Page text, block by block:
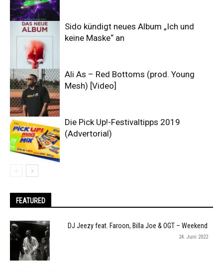
Sido kündigt neues Album „Ich und
keine Maske“ an
Ali As – Red Bottoms (prod. Young
Mesh) [Video]
Die Pick Up!-Festivaltipps 2019
(Advertorial)
FEATURED
DJ Jeezy feat. Faroon, Billa Joe & OGT – Weekend
24. Juni 2022